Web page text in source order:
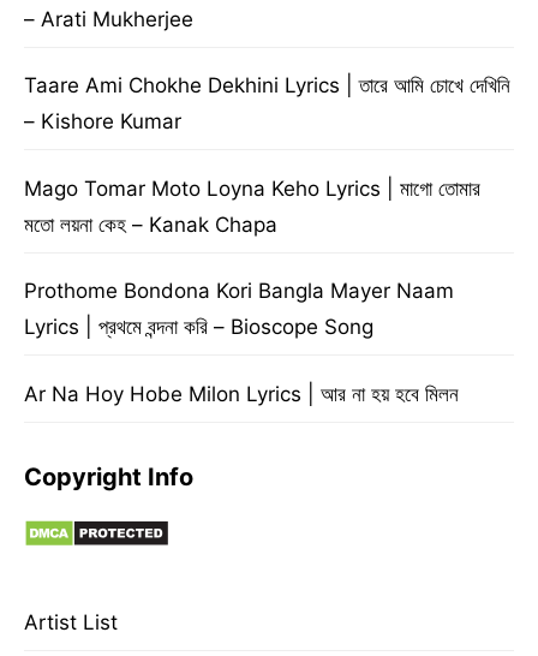
– Arati Mukherjee
Taare Ami Chokhe Dekhini Lyrics | তারে আমি চোখে দেখিনি
– Kishore Kumar
Mago Tomar Moto Loyna Keho Lyrics | মাগো তোমার
মতো লয়না কেহ – Kanak Chapa
Prothome Bondona Kori Bangla Mayer Naam
Lyrics | প্রথমে বন্দনা করি – Bioscope Song
Ar Na Hoy Hobe Milon Lyrics | আর না হয় হবে মিলন
Copyright Info
Artist List